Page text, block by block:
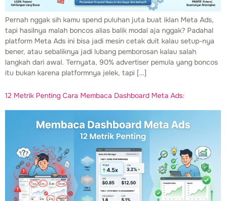
Pernah nggak sih kamu spend puluhan juta buat iklan Meta Ads,
tapi hasilnya malah boncos alias balik modal aja nggak? Padahal
platform Meta Ads ini bisa jadi mesin cetak duit kalau setup-nya
bener, atau sebaliknya jadi lubang pemborosan kalau salah
langkah dari awal. Ternyata, 90% advertiser pemula yang boncos
itu bukan karena platformnya jelek, tapi […]
12 Metrik Penting Cara Membaca Dashboard Meta Ads: